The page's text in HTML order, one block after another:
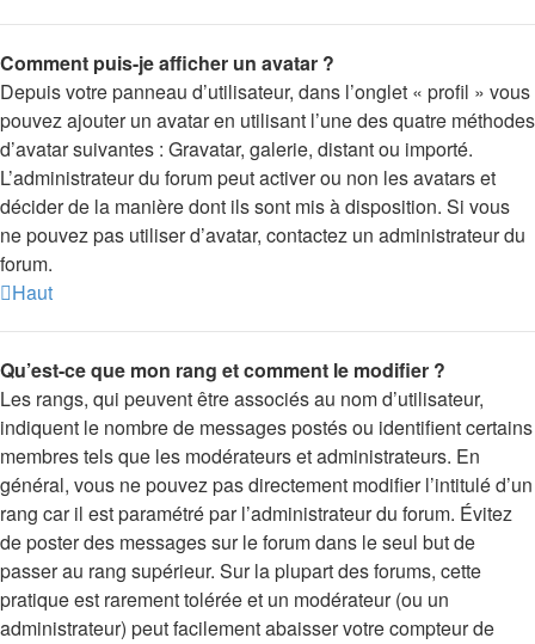
Comment puis-je afficher un avatar ?
Depuis votre panneau d’utilisateur, dans l’onglet « profil » vous
pouvez ajouter un avatar en utilisant l’une des quatre méthodes
d’avatar suivantes : Gravatar, galerie, distant ou importé.
L’administrateur du forum peut activer ou non les avatars et
décider de la manière dont ils sont mis à disposition. Si vous
ne pouvez pas utiliser d’avatar, contactez un administrateur du
forum.
Haut
Qu’est-ce que mon rang et comment le modifier ?
Les rangs, qui peuvent être associés au nom d’utilisateur,
indiquent le nombre de messages postés ou identifient certains
membres tels que les modérateurs et administrateurs. En
général, vous ne pouvez pas directement modifier l’intitulé d’un
rang car il est paramétré par l’administrateur du forum. Évitez
de poster des messages sur le forum dans le seul but de
passer au rang supérieur. Sur la plupart des forums, cette
pratique est rarement tolérée et un modérateur (ou un
administrateur) peut facilement abaisser votre compteur de